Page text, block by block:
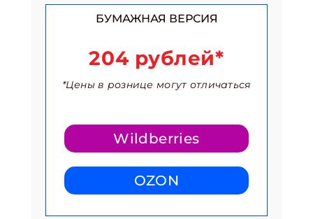
БУМАЖНАЯ ВЕРСИЯ
204 рублей*
*Цены в рознице могут отличаться
Wildberries
OZON